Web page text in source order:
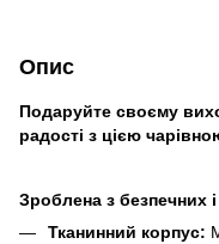
Опис
Подаруйте своєму
радості з цією
Зроблена з безпечних
Тканинний корпус: